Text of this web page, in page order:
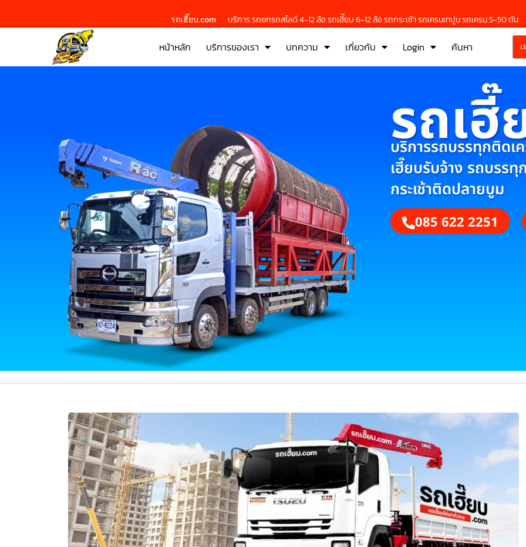
รถเฮี๊ยบ.com บริการ รถยกรถสไลด์ 4-12 ล้อ รถเฮี๊ยบ 6-12 ล้อ รถกระเช้า รถเครนเทปูน รถเครน 5-50 ตัน
หน้าหลัก บริการของเรา บทความ เกี่ยวกับ Login ค้นหา
รถเฮี๊
บริการรถบรรทุกติดเ
เฮี๊ยบรับจ้าง รถบรรทุ
กระเช้าติดปลายบูม
085 622 2251